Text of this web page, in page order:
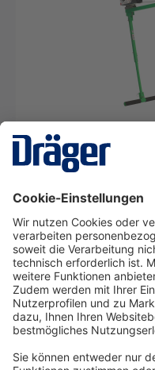
Extremausleger
Komplettpaket
Ab 35,87 €* pro Tag